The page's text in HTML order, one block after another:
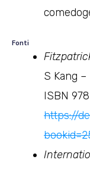
Fonti
S Kang
ISBN
https://